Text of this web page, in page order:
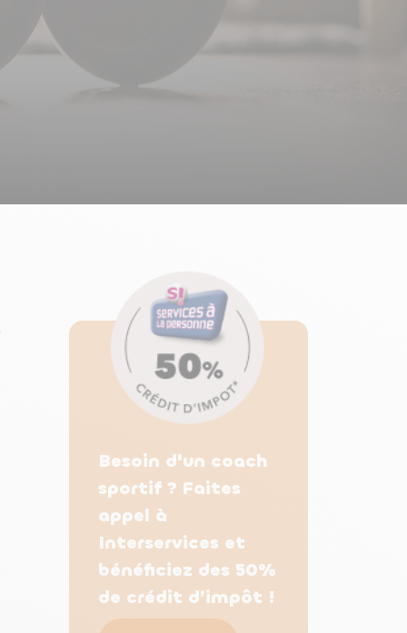
Besoin d'un coach
sportif ? Faites
appel à
Interservices et
bénéficiez des 50%
de crédit d’impôt !